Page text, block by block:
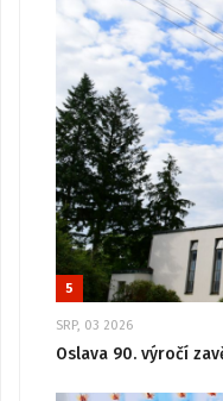
5
SRP, 03 2026
Oslava 90. výročí